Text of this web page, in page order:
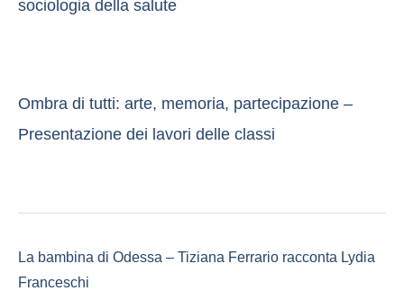
sociologia della salute
Ombra di tutti: arte, memoria, partecipazione –
Presentazione dei lavori delle classi
La bambina di Odessa – Tiziana Ferrario racconta Lydia
Franceschi